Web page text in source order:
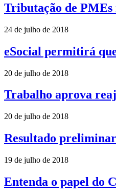
Tributação de PMEs
24 de julho de 2018
eSocial permitirá
20 de julho de 2018
Trabalho aprova
20 de julho de 2018
Resultado preliminar
19 de julho de 2018
Entenda o papel do